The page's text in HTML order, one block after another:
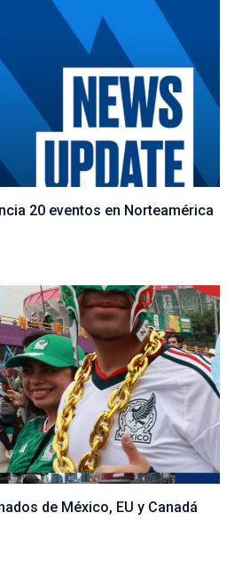
20 eventos en Norteamérica
de México, EU y Canadá